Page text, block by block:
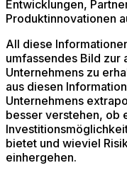
Entwicklungen,
Produktinnovationen
All diese
umfassendes Bild zur
Unternehmens zu
aus diesen
Unternehmens
besser verstehen, ob
bietet und wieviel
einhergehen.